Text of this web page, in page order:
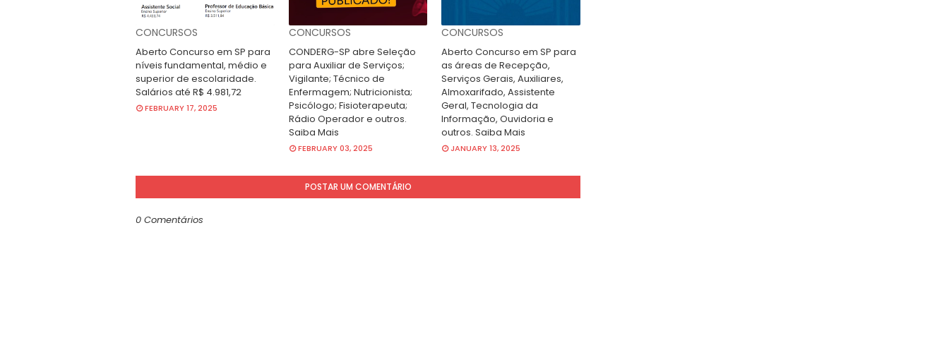
CONCURSOS
Aberto Concurso em SP para
níveis fundamental, médio e
superior de escolaridade.
Salários até R$ 4.981,72
FEBRUARY 17, 2025
CONCURSOS
CONDERG-SP abre Seleção
para Auxiliar de Serviços;
Vigilante; Técnico de
Enfermagem; Nutricionista;
Psicólogo; Fisioterapeuta;
Rádio Operador e outros.
Saiba Mais
FEBRUARY 03, 2025
CONCURSOS
Aberto Concurso em SP para
as áreas de Recepção,
Serviços Gerais, Auxiliares,
Almoxarifado, Assistente
Geral, Tecnologia da
Informação, Ouvidoria e
outros. Saiba Mais
JANUARY 13, 2025
POSTAR UM COMENTÁRIO
0 Comentários